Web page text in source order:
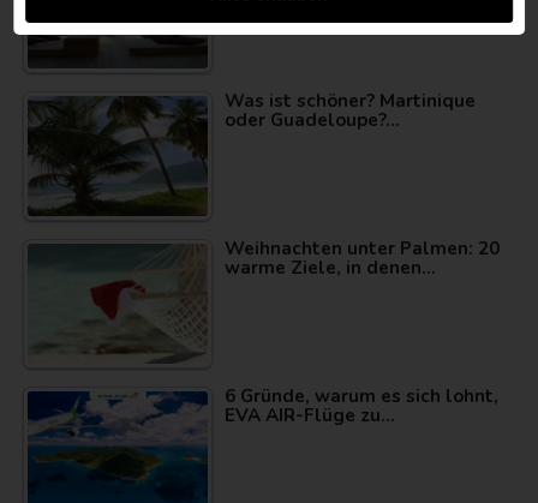
Was ist schöner? Martinique
oder Guadeloupe?…
Weihnachten unter Palmen: 20
warme Ziele, in denen…
6 Gründe, warum es sich lohnt,
EVA AIR-Flüge zu…